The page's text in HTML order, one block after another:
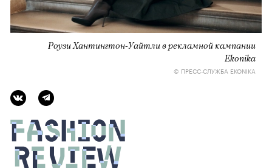
Роузи Хантингтон-Уайтли в рекламной кампании
Ekonika
© ПРЕСС-СЛУЖБА EKONIKA